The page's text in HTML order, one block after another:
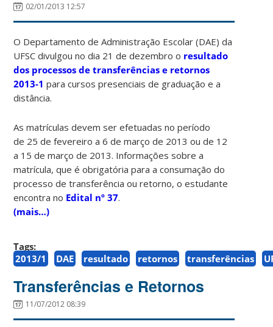
02/01/2013 12:57
O Departamento de Administração Escolar (DAE) da
UFSC divulgou no dia 21 de dezembro o resultado
dos processos de transferências e retornos
2013-1 para cursos presenciais de graduação e a
distância.
As matrículas devem ser efetuadas no período
de 25 de fevereiro a 6 de março de 2013 ou de 12
a 15 de março de 2013. Informações sobre a
matrícula, que é obrigatória para a consumação do
processo de transferência ou retorno, o estudante
encontra no Edital nº 37.
(mais…)
Tags:
2013/1
DAE resultado retornos transferências
Transferências e Retornos
11/07/2012 08:39